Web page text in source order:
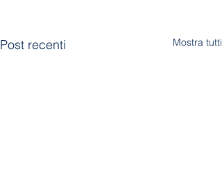
Post recenti Mostra tutti